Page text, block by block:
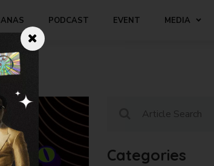
PODCAST EVENT MEDIA
Categories